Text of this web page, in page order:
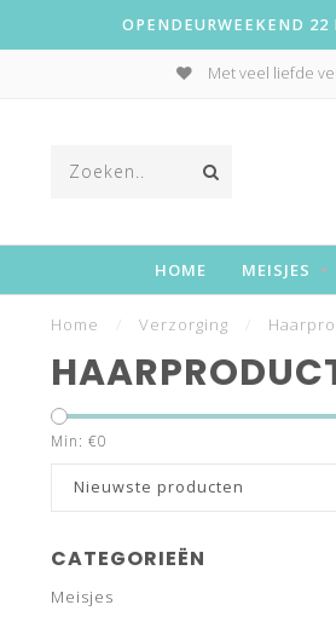
OPENDEURWEEKEND
Met veel liefde
HOME MEISJES
Home Verzorging
Min: €0
Nieuwste producten
CATEGORIEËN
Meisjes